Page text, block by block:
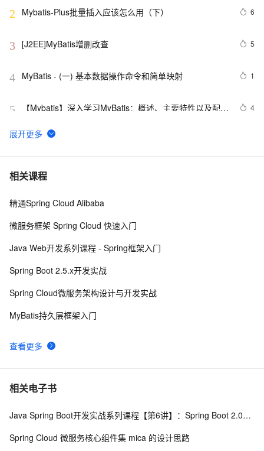
2 Mybatis-Plus批量插入应该怎么用（下） 6
3 [J2EE]MyBatis增删改查 5
4 MyBatis - (一) 基本数据操作命令和简单映射 1
5
【Mybatis】深入学习MyBatis：概述、主要特性以及配置
4
6 Mybatis Plus | 快速入门
7 SSM Mybatis 批量插入 采用分批处理一次500条
8 浅谈使用PageHelper-Mybatis通用分页插件
10MyBatis-Plus——逆向工程之AutoGenerator代码生成器
相关课程
查看更多
精通Spring Cloud Alibaba
微服务框架 Spring Cloud 快速入门
Java Web开发系列课程 - Spring框架入门
Spring Boot 2.5.x开发实战
Spring Cloud微服务架构设计与开发实战
MyBatis持久层框架入门
相关电子书
Java Spring Boot开发实战系列课程【第6讲】：Spring Boot 2.0实战MyBatis与优化(Java面试题)
Spring Cloud 微服务核心组件集 mica 的设计思路